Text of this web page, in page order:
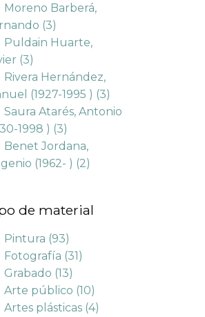
Moreno Barberá,
(3)
Puldain Huarte,
(3)
Rivera Hernández,
(1927-1995 ) (3)
Saura Atarés, Antonio
1998 ) (3)
Benet Jordana,
(1962- ) (2)
de material
Pintura (93)
Fotografía (31)
Grabado (13)
Arte público (10)
Artes plásticas (4)